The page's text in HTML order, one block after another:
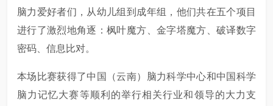
脑力爱好者们，从幼儿组到成年组，他们共在五个项目
进行了激烈地角逐：枫叶魔方、金字塔魔方、破译数字
密码、信息比对。
本场比赛获得了中国（云南）脑力科学中心和中国科学
脑力记忆大赛等顺利的举行相关行业和领导的大力支